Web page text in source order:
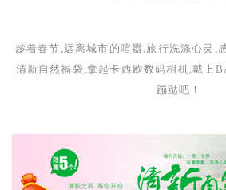
趁着春节,远离城市的喧嚣,旅行洗涤心灵,
清新自然福袋,拿起卡西欧数码相机,戴上
蹦跶吧！